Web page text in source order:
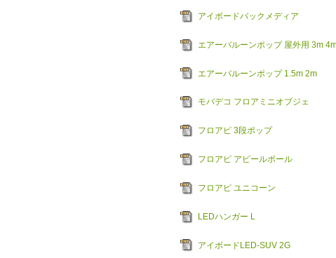
アイボードバックメディア
エアーバルーンポップ 屋外用 3m
エアーバルーンポップ 1.5m 2m
モバデコ フロアミニオブジェ
フロアピ 3段ポップ
フロアピ アピールポール
フロアピ ユニコーン
LEDハンガー L
アイボードLED-SUV 2G